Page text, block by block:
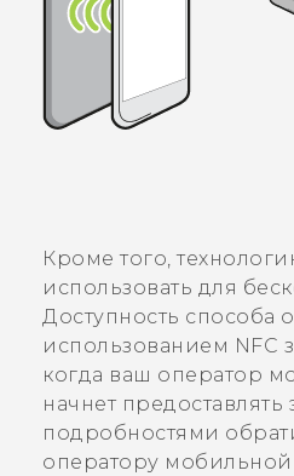
Кроме того,
использовать для
Доступность способа
использованием NFC
когда ваш оператор
начнет предоставлять
подробностями
оператору мобильной